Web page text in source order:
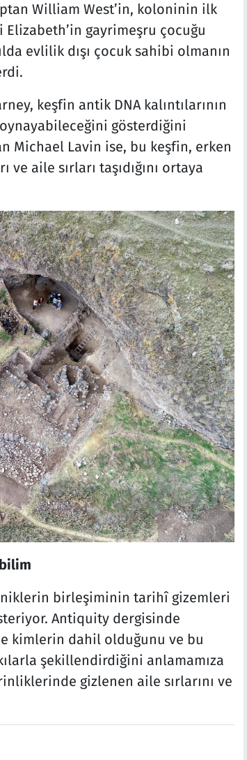
William West’in, koloninin ilk
Elizabeth’in gayrimeşru çocuğu
evlilik dışı çocuk sahibi olmanın
keşfin antik DNA kalıntılarının
gösterdiğini
Michael Lavin ise, bu keşfin, erken
aile sırları taşıdığını ortaya
birleşiminin tarihî gizemleri
Antiquity dergisinde
kimlerin dahil olduğunu ve bu
şekillendirdiğini anlamamıza
gizlenen aile sırlarını ve